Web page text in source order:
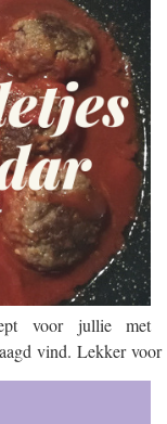
voor jullie met
vind. Lekker